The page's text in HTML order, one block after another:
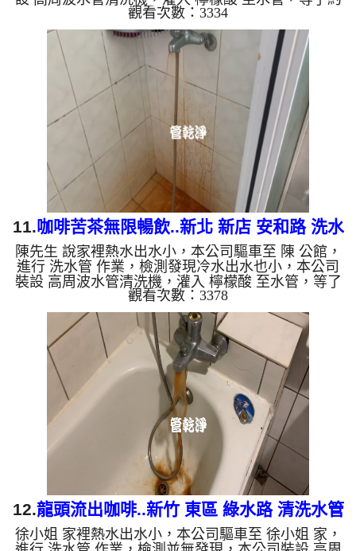
15分，開啟 水管清洗機 ，啟動 螺旋波 模式，一洗就
流出髒水，髒水源源不絕，二個多小時後，出水變乾
淨出水量變大了。 如是自來水，如水管老化，會產
生鐵鏽跟泥沙堆積，洗出來的水就會是咖啡色，地下
水含有氧化錳，管壁上會結成黑色管垢，洗出來的水
會跟石油一樣黑，有些洗出綠色的水，是因為裡面有
銅的物質，生鏽產生銅綠，如是藍色的水，是因為水
龍頭合金的養化造...
觀看次數：3334
11.咖啡苦茶無限暢飲..新北 新店 安和路 洗水
管
陳先生 說家裡熱水出水小，本公司驅車至 陳 公館，
進行 洗水管 作業，檢測發現冷水出水也小，本公司
裝設 高周波水管清洗機，灌入 檸檬酸 至水管，等了
約15分，開啟 水管清洗機 ，啟動 螺旋波 模式，一洗
就流出黑色棕色髒水，髒水源源不絕，二個多小時
後，出水量恢復了。 如是自來水，如水管老化，會
產生鐵鏽跟泥沙堆積，洗出來的水就會是咖啡色，地
下水含有氧化錳，管壁上會結成黑色管垢，洗出來的
水會跟石油一樣黑，有些洗出綠色的水，是因為裡面
有銅的物質，生鏽產生銅綠，如是藍色的水，是因為
水龍頭合金的養化造...
觀看次數：3378
12.龍頭流出咖啡..新竹 東區 綠水路 清洗水管
徐小姐 家裡熱水出水小，本公司驅車至 徐小姐 家，